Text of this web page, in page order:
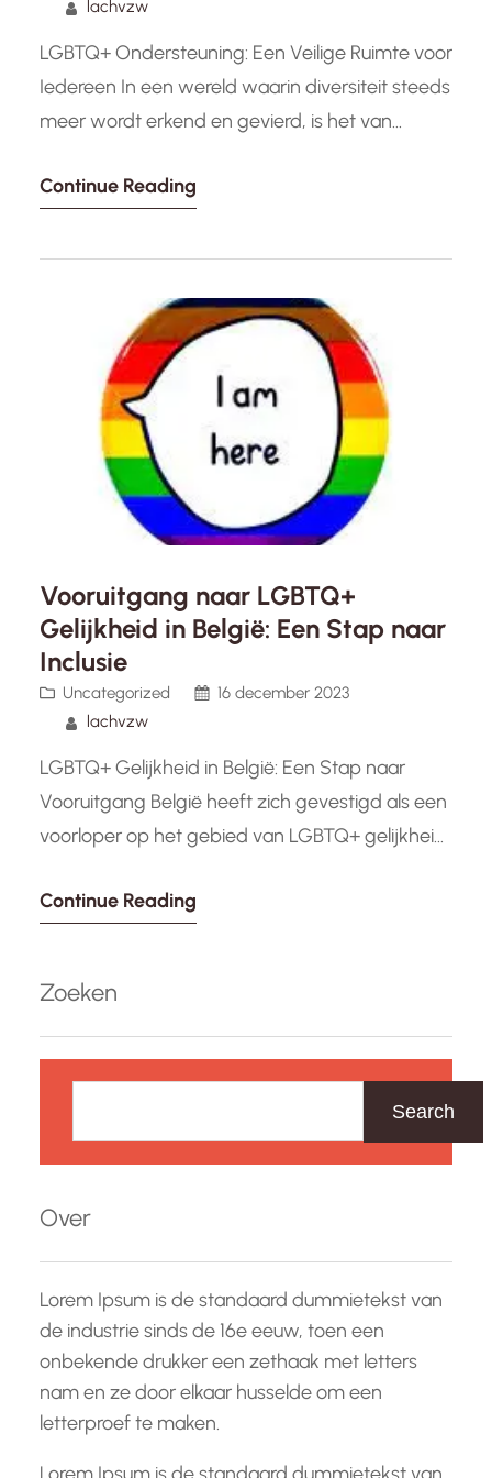
lachvzw
LGBTQ+ Ondersteuning: Een Veilige Ruimte voor
Iedereen In een wereld waarin diversiteit steeds
meer wordt erkend en gevierd, is het van
omgeving te creëren voor iedereen, ongeacht
LGBTQ+ ondersteuning speelt hierin een
waar mensen zichzelf kunnen zijn,…
Continue Reading
Vooruitgang naar LGBTQ+
Gelijkheid in België: Een Stap naar
Inclusie
Uncategorized
16 december 2023
lachvzw
LGBTQ+ Gelijkheid in België: Een Stap naar
Vooruitgang België heeft zich gevestigd als een
voorloper op het gebied van LGBTQ+ gelijkheid.
acceptatie in de samenleving, heeft het land
oriëntaties en genderidentiteiten. Een van de
belangrijkste mijlpalen…
Continue Reading
Zoeken
k
n
Search
Over
Lorem Ipsum is de standaard dummietekst van
de industrie sinds de 16e eeuw, toen een
onbekende drukker een zethaak met letters
nam en ze door elkaar husselde om een
letterproef te maken.